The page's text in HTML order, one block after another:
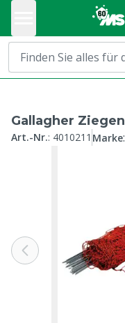
Gallagher
Art.-Nr.: 4010211 Marke: